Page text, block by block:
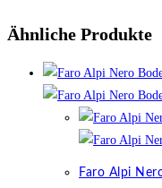
Ähnliche Produkte
Faro Alpi